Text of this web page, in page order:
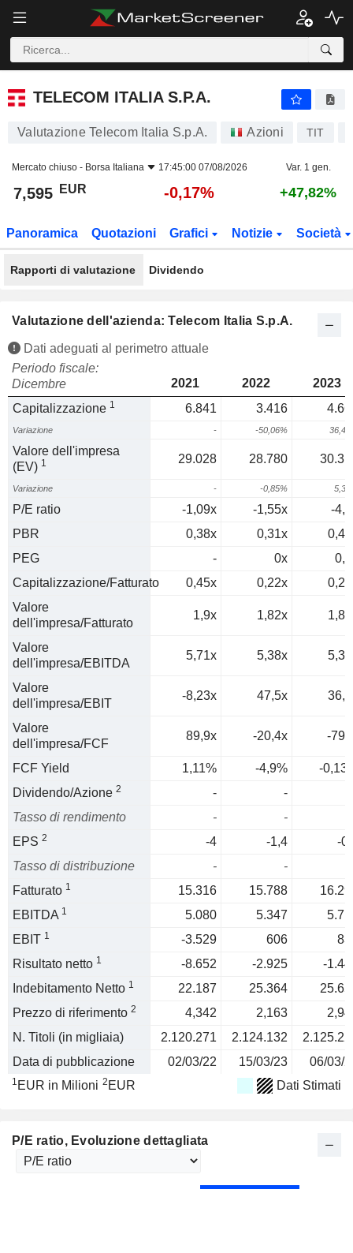
TELECOM ITALIA S.P.A.
TELECOM ITALIA S.P.A.
Valutazione Telecom Italia S.p.A. Azioni TIT
Mercato chiuso - Borsa Italiana 17:45:00 07/08/2026 Var. 1 gen.
7,595 EUR -0,17% +47,82%
Panoramica Quotazioni Grafici Notizie Società
Rapporti di valutazione Dividendo
Valutazione dell'azienda: Telecom Italia S.p.A.
Dati adeguati al perimetro attuale
Periodo fiscale:
Dicembre
2021 2022
2023
Capitalizzazione 1 6.841 3.416
Variazione - -50,06%
Valore dell'impresa
(EV) 1 29.028 28.780
Variazione - -0,85%
P/E ratio -1,09x -1,55x
-
PBR
0,38x 0,31x
PEG
- 0x
Capitalizzazione/Fatturato
0,45x 0,22x
Valore
dell'impresa/Fatturato
1,9x 1,82x
Valore
dell'impresa/EBITDA
5,71x 5,38x
Valore
dell'impresa/EBIT
-8,23x 47,5x
Valore
dell'impresa/FCF
89,9x -20,4x -
FCF Yield 1,11% -4,9%
-
Dividendo/Azione 2 -
-
Tasso di rendimento
-
-
EPS 2 -4 -1,4
-
Tasso di distribuzione
-
-
Fatturato 1 15.316 15.788
EBITDA 1 5.080 5.347
EBIT 1 -3.529 606
Risultato netto 1 -8.652 -2.925
-
Indebitamento Netto 1 22.187 25.364
Prezzo di riferimento 2 4,342 2,163
N. Titoli (in migliaia)
2.120.271 2.124.132
Data di pubblicazione
02/03/22 15/03/23 06/03/
1 EUR in Milioni 2 EUR Dati Stimati
P/E ratio, Evoluzione dettagliata